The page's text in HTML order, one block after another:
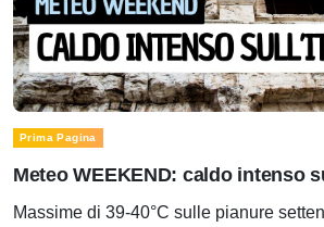
Prima Pagina
Meteo WEEKEND: caldo intenso
Massime di 39-40°C sulle pianure